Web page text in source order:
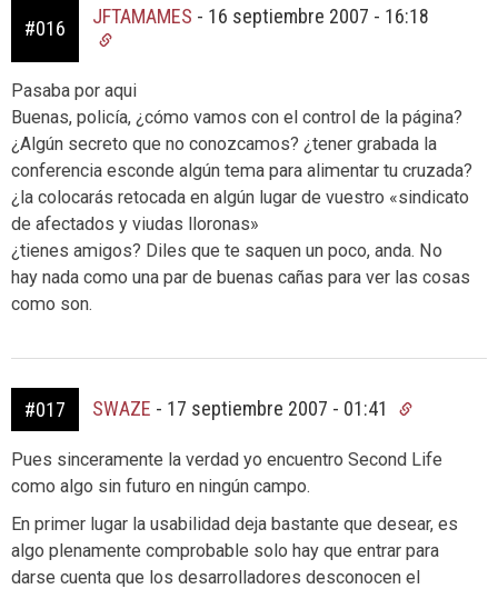
#016
JFTAMAMES - 16 septiembre 2007 - 16:18
Pasaba por aqui
Buenas, policía, ¿cómo vamos con el control de la página?
¿Algún secreto que no conozcamos? ¿tener grabada la
conferencia esconde algún tema para alimentar tu cruzada?
¿la colocarás retocada en algún lugar de vuestro «sindicato
de afectados y viudas lloronas»
¿tienes amigos? Diles que te saquen un poco, anda. No
hay nada como una par de buenas cañas para ver las cosas
como son.
#017 SWAZE - 17 septiembre 2007 - 01:41
Pues sinceramente la verdad yo encuentro Second Life
como algo sin futuro en ningún campo.
En primer lugar la usabilidad deja bastante que desear, es
algo plenamente comprobable solo hay que entrar para
darse cuenta que los desarrolladores desconocen el